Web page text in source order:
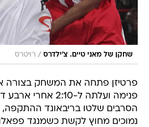
שחקן של מאני טיים. צ'ילדרס / רויטרס
פרטיזן פתחה את המשחק בצורה
פנימה ועלתה ל-2:10
הסרבים שלטו בריבאונד ההתקפה,
נמוכים מחוץ לקשת כשמנגד